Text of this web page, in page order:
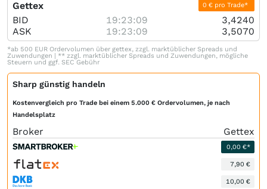
Gettex 0 € pro Trade*
BID 19:23:09
3,4240
ASK
19:23:09 3,5070
*ab 500 EUR Ordervolumen über gettex, zzgl. marktüblicher Spreads und
Zuwendungen | ** zzgl. marktüblicher Spreads und Zuwendungen, mögliche
Steuern und ggf. SEC Gebühr
Sharp günstig handeln
Kostenvergleich pro Trade bei einem 5.000 € Ordervolumen, je nach
Handelsplatz
Broker Gettex
0,00 €*
7,90 €
10,00 €